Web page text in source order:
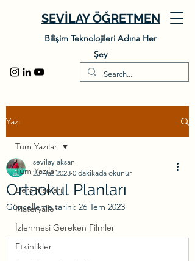
SEVİLAY ÖĞRETMEN
Bilişim Teknolojileri Adına Her
Şey
Yazı
Tüm Yazılar
Ders Planları
Materyaller
İzlenmesi Gereken Filmler
Etkinlikler
Tüm Yazılar
​Ortaokul Planları
sevilay aksan
23 Haz 2023 0 dakikada okunur
Güncelleme tarihi: 26 Tem 2023